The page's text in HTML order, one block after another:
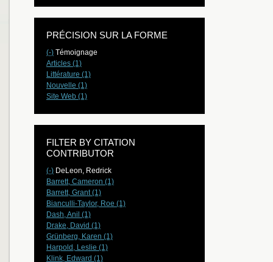
PRÉCISION SUR LA FORME
(-) Témoignage
Articles (1)
Littérature (1)
Nouvelle (1)
Site Web (1)
FILTER BY CITATION
CONTRIBUTOR
(-) DeLeon, Redrick
Barrett, Cameron (1)
Barrett, Grant (1)
Bianculli-Taylor, Roe (1)
Dash, Anil (1)
Drake, David (1)
Grünberg, Karen (1)
Harpold, Leslie (1)
Klink, Edward (1)